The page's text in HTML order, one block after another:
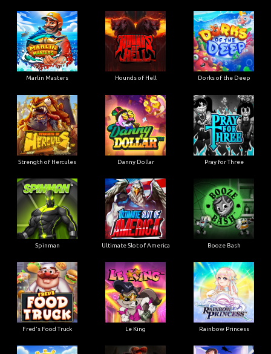
Marlin Masters Hounds of Hell Dorks of the Deep
Strength of Hercules Danny Dollar Pray for Three
Spinman Ultimate Slot of America Booze Bash
Fred's Food Truck Le King Rainbow Princess